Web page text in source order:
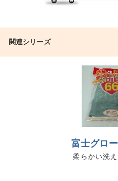
関連シリーズ
富士グロ
柔らかい洗